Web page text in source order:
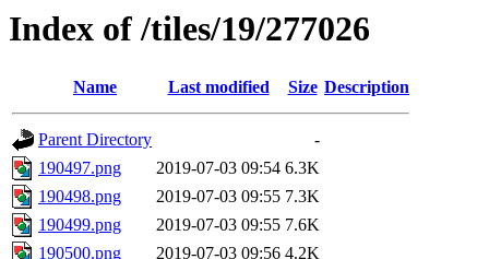
Index of /tiles/19/277026
Name Last modified Size Description
Parent Directory
-
190497.png
2019-07-03 09:54 6.3K
190498.png
2019-07-03 09:55 7.3K
190499.png
2019-07-03 09:55 7.6K
190500.png
2019-07-03 09:56 4.2K